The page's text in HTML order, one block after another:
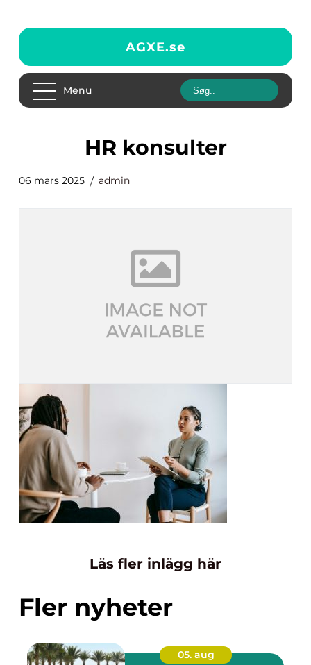
AGXE.se
Menu
HR konsulter
06 mars 2025 admin
Läs fler inlägg här
Fler nyheter
05. aug